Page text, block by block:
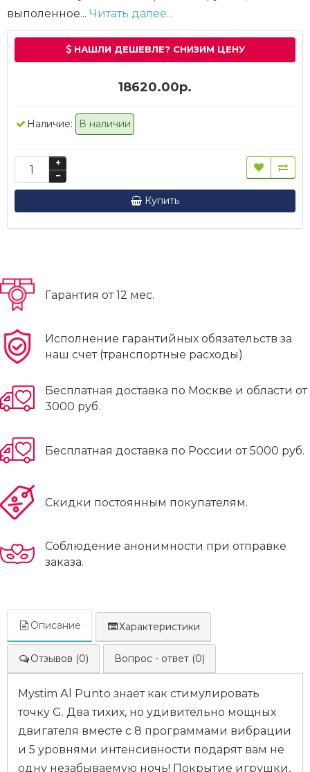
выполенное... Читать далее...
НАШЛИ ДЕШЕВЛЕ? СНИЗИМ ЦЕНУ
18620.00р.
Наличие: В наличии
Купить
Гарантия от 12 мес.
Исполнение гарантийных обязательств за
наш счет (транспортные расходы)
Бесплатная доставка по Москве и области от
3000 руб.
Бесплатная доставка по России от 5000 руб.
Скидки постоянным покупателям.
Соблюдение анонимности при отправке
заказа.
Описание Характеристики
Отзывов (0) Вопрос - ответ (0)
Mystim Аl Punto знает как стимулировать
точку G. Два тихих, но удивительно мощных
двигателя вместе с 8 программами вибрации
и 5 уровнями интенсивности подарят вам не
одну незабываемую ночь! Покрытие игрушки,